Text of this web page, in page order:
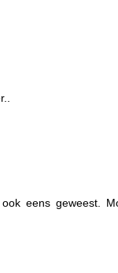
eens geweest.